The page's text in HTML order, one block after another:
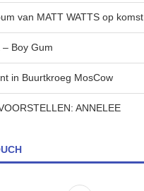
van MATT WATTS op komst
– Boy Gum
in Buurtkroeg MosCow
ANNELEE